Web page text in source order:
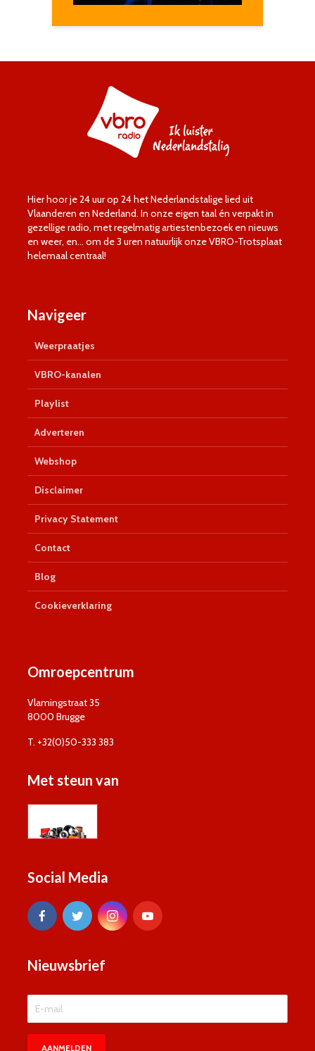
Hier hoor je 24 uur op 24 het Nederlandstalige lied uit
Vlaanderen en Nederland. In onze eigen taal én verpakt in
gezellige radio, met regelmatig artiestenbezoek en nieuws
en weer, en… om de 3 uren natuurlijk onze VBRO-Trotsplaat
helemaal centraal!
Navigeer
Weerpraatjes
VBRO-kanalen
Playlist
Adverteren
Webshop
Disclaimer
Privacy Statement
Contact
Blog
Cookieverklaring
Omroepcentrum
Vlamingstraat 35
8000 Brugge
T. +32(0)50-333 383
Met steun van
Social Media
Nieuwsbrief